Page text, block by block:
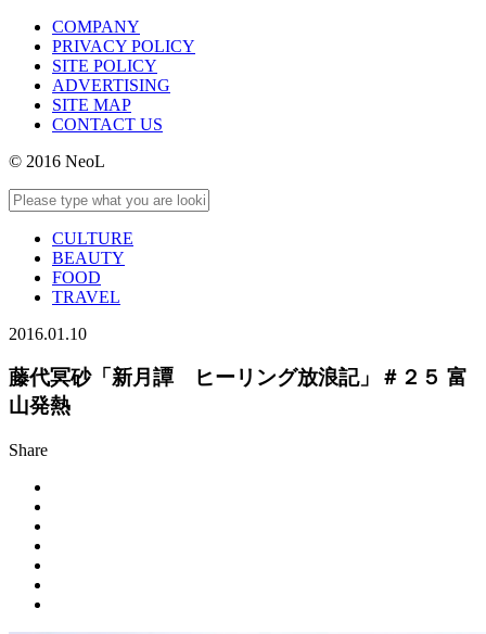
COMPANY
PRIVACY POLICY
SITE POLICY
ADVERTISING
SITE MAP
CONTACT US
© 2016 NeoL
CULTURE
BEAUTY
FOOD
TRAVEL
2016.01.10
藤代冥砂「新月譚 ヒーリング放浪記」＃２５ 富
山発熱
Share